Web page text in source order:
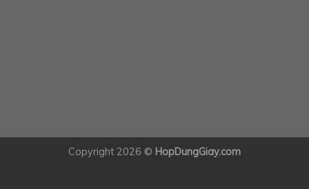
Copyright 2026 © HopDungGiay.com